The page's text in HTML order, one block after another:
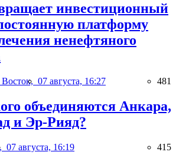
инвестиционный
платформу
ненефтяного
07 августа, 16:27 481
объединяются Анкара,
и Эр-Рияд?
07 августа, 16:19 415